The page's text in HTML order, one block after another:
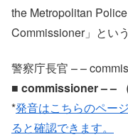
the Metropolitan
Commissioner」とい
警察庁長官 – –
■ commissioner – –
*発音はこちらのペー
ると確認できます。